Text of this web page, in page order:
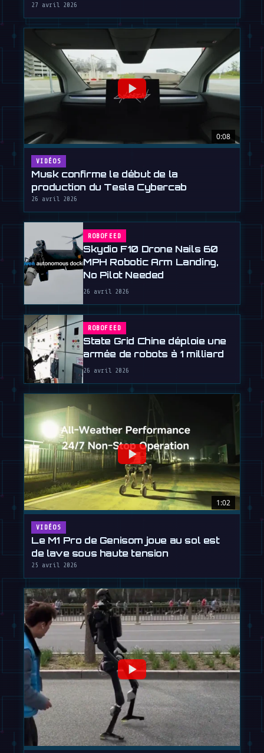
27 avril 2026
0:08
VIDÉOS
Musk confirme le début de la
production du Tesla Cybercab
26 avril 2026
ROBOFEED
Skydio F10 Drone Nails 60
MPH Robotic Arm Landing,
No Pilot Needed
26 avril 2026
ROBOFEED
State Grid Chine déploie une
armée de robots à 1 milliard
26 avril 2026
1:02
VIDÉOS
Le M1 Pro de Genisom joue au sol est
de lave sous haute tension
25 avril 2026